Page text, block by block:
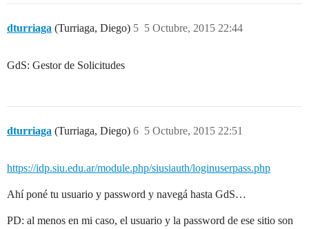
dturriaga (Turriaga, Diego) 5 Octubre, 2015 22:44
5
GdS: Gestor de Solicitudes
dturriaga (Turriaga, Diego) 5 Octubre, 2015 22:51
6
https://idp.siu.edu.ar/module.php/siusiauth/loginuserpass.php
Ahí poné tu usuario y password y navegá hasta GdS…
PD: al menos en mi caso, el usuario y la password de ese sitio son